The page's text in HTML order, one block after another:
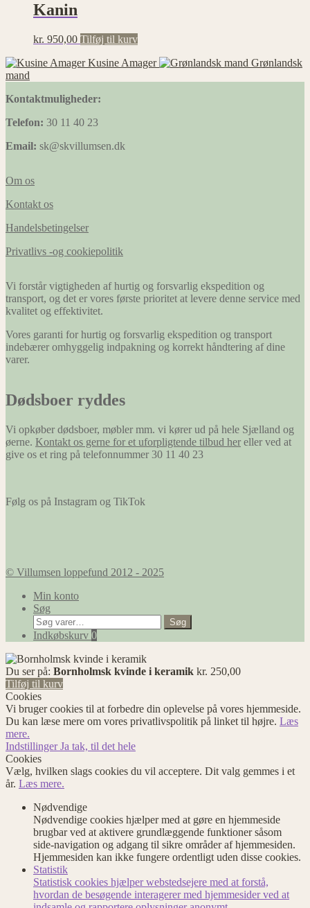
Kanin
kr. 950,00 Tilføj til kurv
Kusine Amager
Grønlandsk
mand
Kontaktmuligheder:
Telefon: 30 11 40 23
Email: sk@skvillumsen.dk
Om os
Kontakt os
Handelsbetingelser
Privatlivs -og cookiepolitik
Vi forstår vigtigheden af hurtig og forsvarlig ekspedition og
transport, og det er vores første prioritet at levere denne service med
kvalitet og effektivitet.
Vores garanti for hurtig og forsvarlig ekspedition og transport
indebærer omhyggelig indpakning og korrekt håndtering af dine
varer.
Dødsboer ryddes
Vi opkøber dødsboer, møbler mm. vi kører ud på hele Sjælland og
øerne. Kontakt os gerne for et uforpligtende tilbud her eller ved at
give os et ring på telefonnummer 30 11 40 23
Følg os på Instagram og TikTok
© Villumsen loppefund 2012 - 2025
Min konto
Søg
Søg
efter:
Søg
Indkøbskurv 0
Du ser på: Bornholmsk kvinde i keramik kr. 250,00
Tilføj til kurv
Cookies
Vi bruger cookies til at forbedre din oplevelse på vores hjemmeside.
Du kan læse mere om vores privatlivspolitik på linket til højre. Læs
mere.
IndstillingerJa tak, til det hele
Cookies
Vælg, hvilken slags cookies du vil acceptere. Dit valg gemmes i et
år. Læs mere.
Nødvendige
Nødvendige cookies hjælper med at gøre en hjemmeside
brugbar ved at aktivere grundlæggende funktioner såsom
side-navigation og adgang til sikre områder af hjemmesiden.
Hjemmesiden kan ikke fungere ordentligt uden disse cookies.
Statistik
Statistisk cookies hjælper webstedsejere med at forstå,
hvordan de besøgende interagerer med hjemmesider ved at